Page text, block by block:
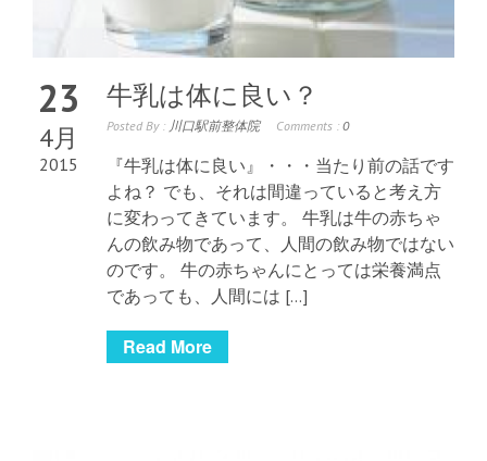
23
4月
2015
牛乳は体に良い？
Posted By : 川口駅前整体院 Comments : 0
『牛乳は体に良い』・・・当たり前の話です
よね？ でも、それは間違っていると考え方
に変わってきています。 牛乳は牛の赤ちゃ
んの飲み物であって、人間の飲み物ではない
のです。 牛の赤ちゃんにとっては栄養満点
であっても、人間には […]
Read More